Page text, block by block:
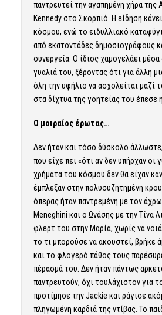
παντρευτεί την αγαπημένη χήρα της
Kennedy στο Σκορπιό. Η είδηση
κόσμου, ενώ το ειδυλλιακό
από εκατοντάδες δημοσιογράφους
συνεργεία. Ο ίδιος χαμογελάει
γυαλιά του, ξέροντας ότι για άλλη
όλη την υφήλιο να ασχολείται μαζί
στα δίχτυα της γοητείας του έπεσε
Ο μοιραίος έρωτας…
Δεν ήταν και τόσο δύσκολο
που είχε πει «ότι αν δεν υπήρχαν οι
χρήματα του κόσμου δεν θα είχαν
έμπλεξαν στην πολυσυζητημένη
όπερας ήταν παντρεμένη με τον
Meneghini και ο Ωνάσης με την Τίνα
φλερτ του στην Μαρία, χωρίς να
το τι μπορούσε να ακουστεί, βρήκε
και το φλογερό πάθος τους
πέρασμά του. Δεν ήταν πάντως
παντρευτούν, όχι τουλάχιστον για
προτίμησε την Jackie και ράγισε
πληγωμένη καρδιά της ντίβας. Το